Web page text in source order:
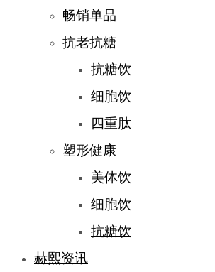
畅销单品
抗老抗糖
抗糖饮
细胞饮
四重肽
塑形健康
美体饮
细胞饮
抗糖饮
赫熙资讯